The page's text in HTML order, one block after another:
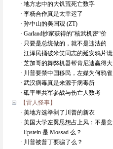
· 地方志中的大饥荒死亡数字
· 李杨合作真是太幸运了
· 孙中山的美国观 (ZT)
· Garland抄家获得的”核武机密“价
· 只要是总统做的，就不是违法的
· 江泽民捅破米笑同志的延安鸦片谎
· 芝加哥的舞弊机器帮肯尼迪赢得大
· 川普要禁中国移民，左媒为何鸦雀
· 武汉病毒真是来源于病毒所
· 砥平里共军参战与伤亡人数考
【雷人怪事】
· 美地方选举剥了川普的新衣
· 美国大学左翼思想占上风：不是竞
· Epstein 是 Mossad 么？
· 川普被普丁耍骗了么？